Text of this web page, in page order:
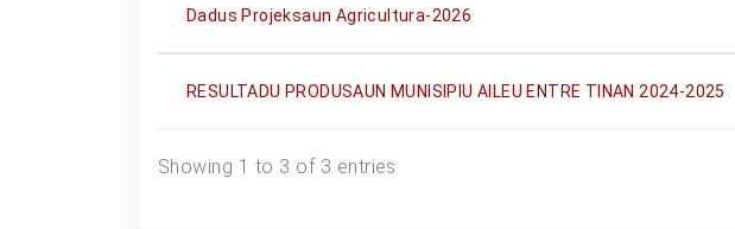
Dadus Projeksaun Agricultura-2026
RESULTADU PRODUSAUN MUNISIPIU AILEU ENTRE TINAN 2024-2025
Showing 1 to 3 of 3 entries